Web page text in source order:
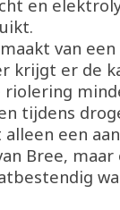
en
van
krijgt er de
tijdens
een
Bree, maar